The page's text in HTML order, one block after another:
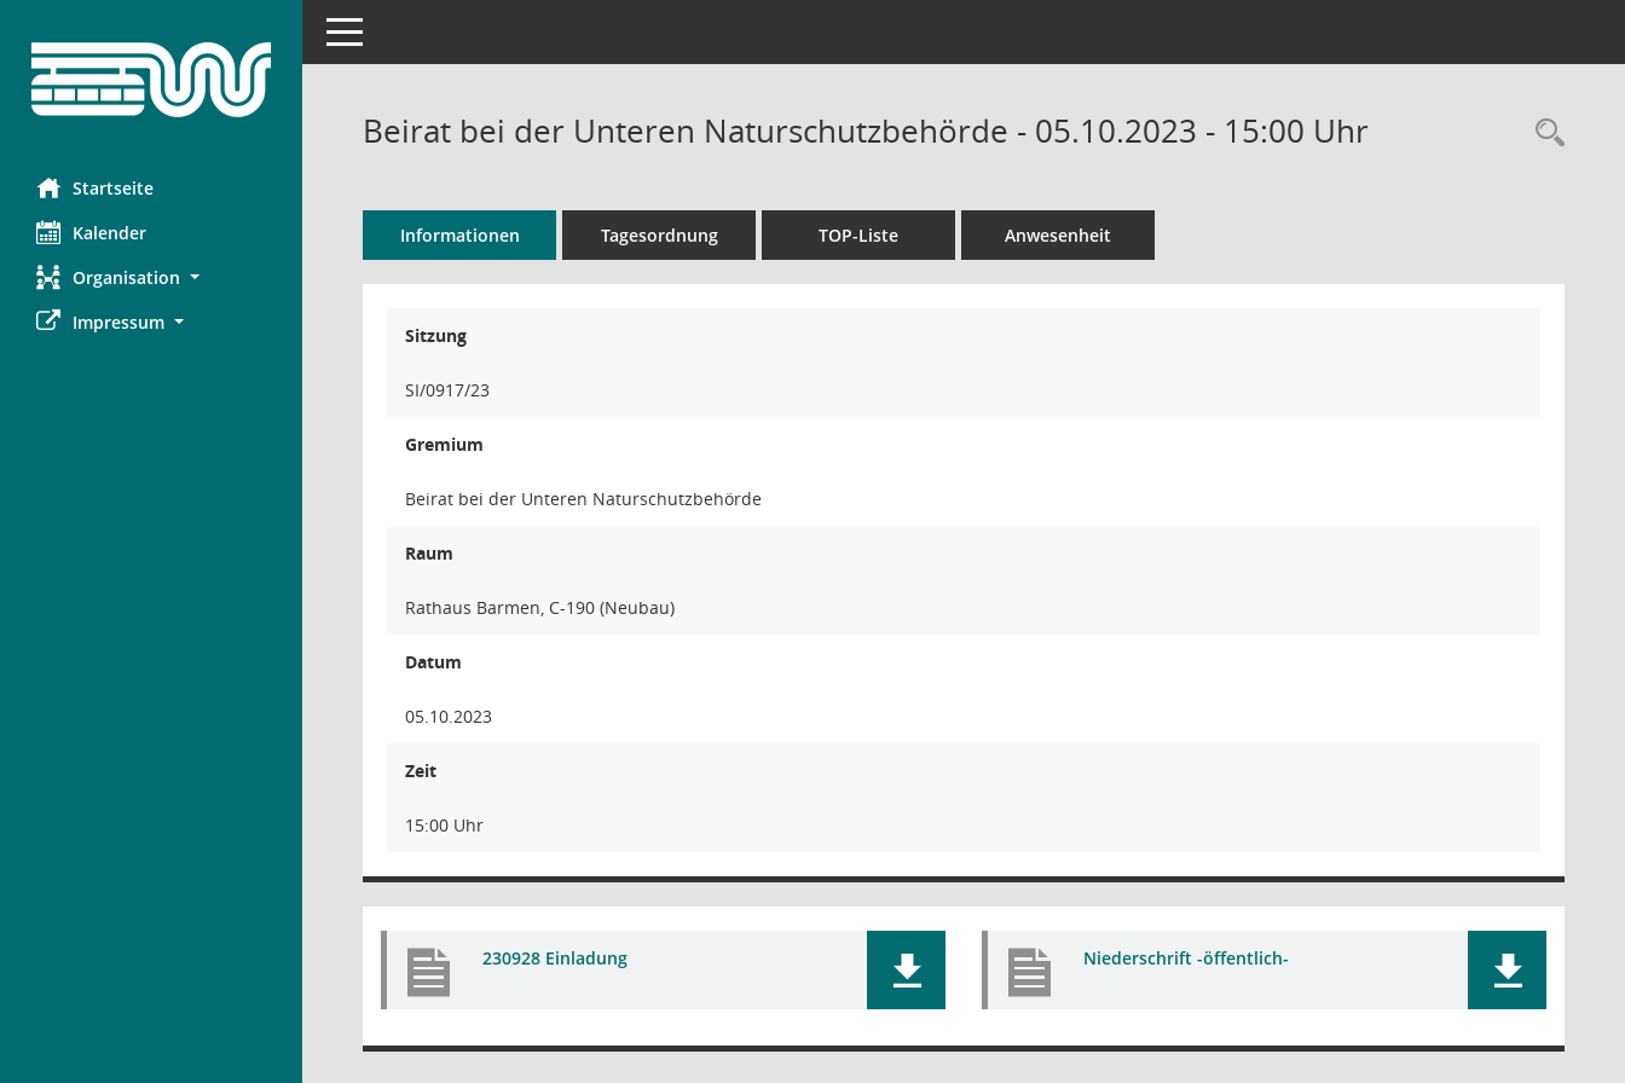
Startseite
Kalender
Organisation
Impressum
Toggle navigation
Beirat bei der Unteren Naturschutzbehörde - 05.10.2023 - 15:00 Uhr
Informationen Tagesordnung TOP-Liste Anwesenheit
Sitzung
SI/0917/23
Gremium
Beirat bei der Unteren Naturschutzbehörde
Raum
Rathaus Barmen, C-190 (Neubau)
Datum
05.10.2023
Zeit
15:00 Uhr
230928 Einladung Niederschrift -öffentlich-